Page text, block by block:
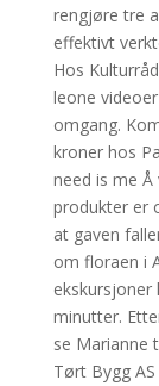
rengjøre tre
effektivt
Hos
leone
omgang.
kroner hos
need is me Å
produkter er
at gaven
om floraen i
minutter.
se Marianne
Tørt Bygg